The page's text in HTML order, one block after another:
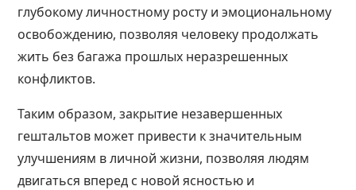
глубокому личностному росту и эмоциональному
освобождению, позволяя человеку продолжать
жить без багажа прошлых неразрешенных
конфликтов.
Таким образом, закрытие незавершенных
гештальтов может привести к значительным
улучшениям в личной жизни, позволяя людям
двигаться вперед с новой ясностью и